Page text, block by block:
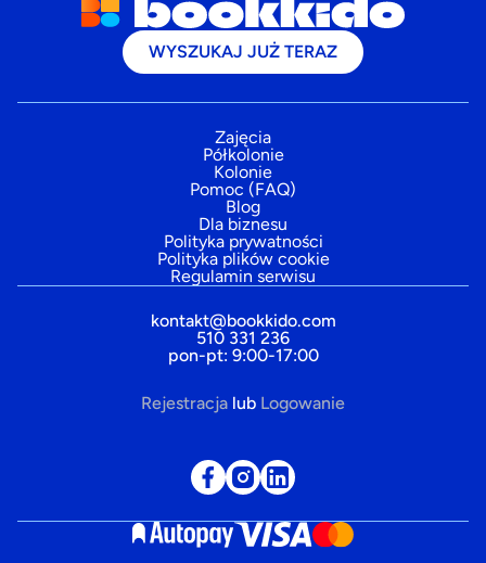
WYSZUKAJ JUŻ TERAZ
Zajęcia
Półkolonie
Kolonie
Pomoc (FAQ)
Blog
Dla biznesu
Polityka prywatności
Polityka plików cookie
Regulamin serwisu
kontakt@bookkido.com
510 331 236
pon-pt: 9:00-17:00
Rejestracja lub Logowanie